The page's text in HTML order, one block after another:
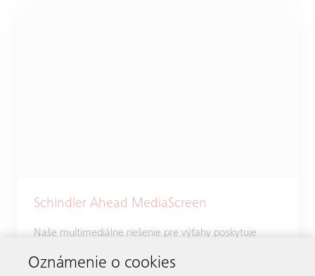
Schindler Ahead MediaScreen
Naše multimediálne riešenie pre výťahy poskytuje
v kabíne a v reálnom čase. Ako prevádzkovateľ získate
Oznámenie o cookies